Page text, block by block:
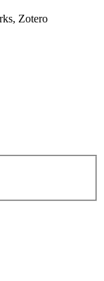
Zotero